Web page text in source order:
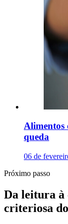
Alimentos
queda
06 de
Próximo passo
Da leitura à
criteriosa do